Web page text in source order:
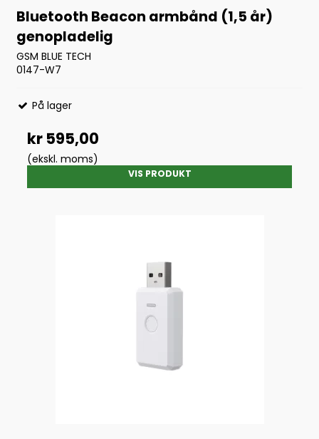
Bluetooth Beacon armbånd (1,5 år)
genopladelig
GSM BLUE TECH
0147-W7
På lager
kr 595,00
(ekskl. moms)
VIS PRODUKT